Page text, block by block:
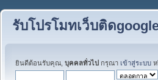
รับโปรโมทเว็บติด
ยินดีต้อนรับคุณ, บุคคลทั่วไป กรุณา เข้าสู่ระบบ ห